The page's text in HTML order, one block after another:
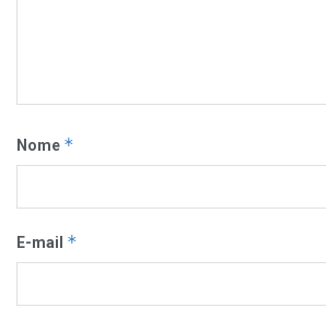
Nome *
E-mail *